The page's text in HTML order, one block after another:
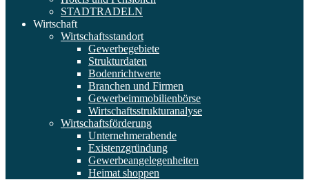
STADTRADELN
Wirtschaft
Wirtschaftsstandort
Gewerbegebiete
Strukturdaten
Bodenrichtwerte
Branchen und Firmen
Gewerbeimmobilienbörse
Wirtschaftsstrukturanalyse
Wirtschaftsförderung
Unternehmerabende
Existenzgründung
Gewerbeangelegenheiten
Heimat shoppen